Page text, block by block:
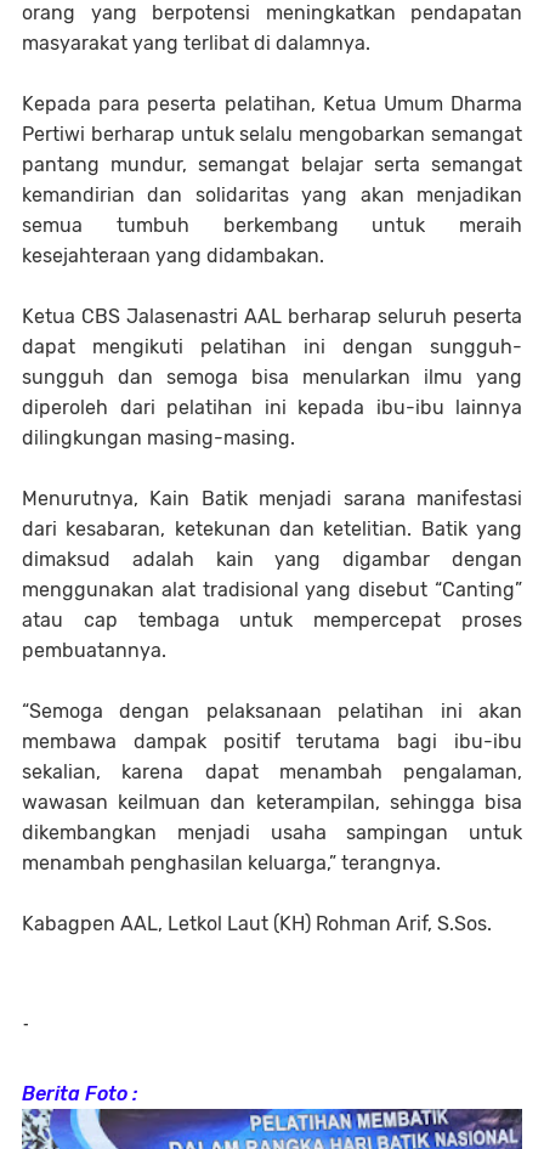
orang yang berpotensi meningkatkan pendapatan
masyarakat yang terlibat di dalamnya.
Kepada para peserta pelatihan, Ketua Umum Dharma
Pertiwi berharap untuk selalu mengobarkan semangat
pantang mundur, semangat belajar serta semangat
kemandirian dan solidaritas yang akan menjadikan
semua tumbuh berkembang untuk meraih
kesejahteraan yang didambakan.
Ketua CBS Jalasenastri AAL berharap seluruh peserta
dapat mengikuti pelatihan ini dengan sungguh-
sungguh dan semoga bisa menularkan ilmu yang
diperoleh dari pelatihan ini kepada ibu-ibu lainnya
dilingkungan masing-masing.
Menurutnya, Kain Batik menjadi sarana manifestasi
dari kesabaran, ketekunan dan ketelitian. Batik yang
dimaksud adalah kain yang digambar dengan
menggunakan alat tradisional yang disebut “Canting”
atau cap tembaga untuk mempercepat proses
pembuatannya.
“Semoga dengan pelaksanaan pelatihan ini akan
membawa dampak positif terutama bagi ibu-ibu
sekalian, karena dapat menambah pengalaman,
wawasan keilmuan dan keterampilan, sehingga bisa
dikembangkan menjadi usaha sampingan untuk
menambah penghasilan keluarga,” terangnya.
Kabagpen AAL, Letkol Laut (KH) Rohman Arif, S.Sos.
-
Berita Foto :